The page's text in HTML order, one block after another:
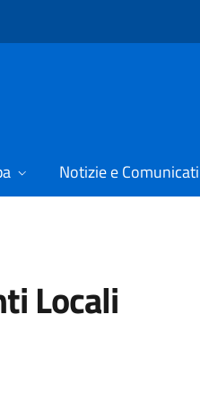
Notizie e Comunicati
Locali